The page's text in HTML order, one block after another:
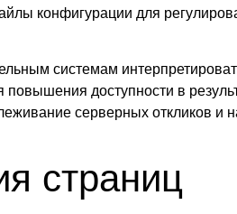
конфигурации для
системам
доступности в
серверных откликов и
страниц